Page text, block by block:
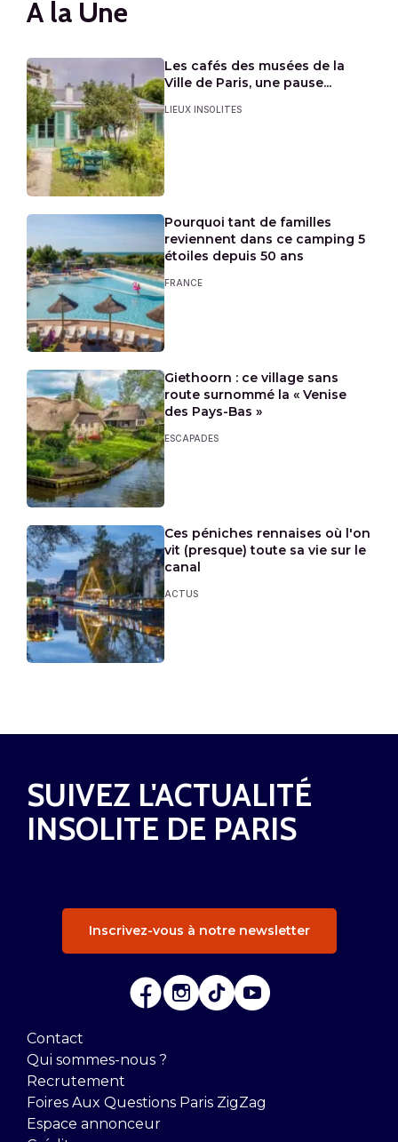
A la Une
Les cafés des musées de la
Ville de Paris, une pause...
LIEUX INSOLITES
Pourquoi tant de familles
reviennent dans ce camping 5
étoiles depuis 50 ans
FRANCE
Giethoorn : ce village sans
route surnommé la « Venise
des Pays-Bas »
ESCAPADES
Ces péniches rennaises où l'on
vit (presque) toute sa vie sur le
canal
ACTUS
SUIVEZ L'ACTUALITÉ
INSOLITE DE PARIS
Inscrivez-vous à notre newsletter
Contact
Qui sommes-nous ?
Recrutement
Foires Aux Questions Paris ZigZag
Espace annonceur